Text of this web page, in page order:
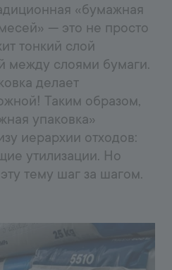
+998 77 294 09 09
«бумажная
— это не просто
тонкий слой
между слоями бумаги.
делает
Таким образом,
упаковка»
иерархии отходов:
утилизации. Но
тему шаг за шагом.